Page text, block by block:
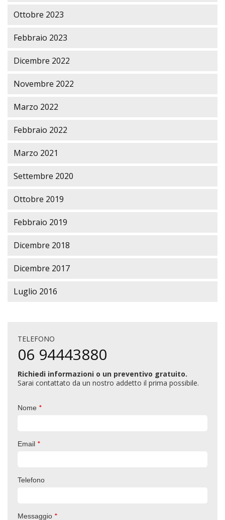
Ottobre 2023
Febbraio 2023
Dicembre 2022
Novembre 2022
Marzo 2022
Febbraio 2022
Marzo 2021
Settembre 2020
Ottobre 2019
Febbraio 2019
Dicembre 2018
Dicembre 2017
Luglio 2016
TELEFONO
06 94443880
Richiedi informazioni o un preventivo gratuito.
Sarai contattato da un nostro addetto il prima possibile.
Nome *
Email *
Telefono
Messaggio *